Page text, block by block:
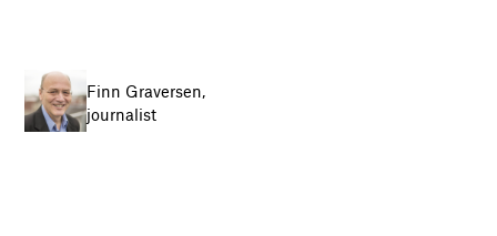
Finn Graversen,
journalist